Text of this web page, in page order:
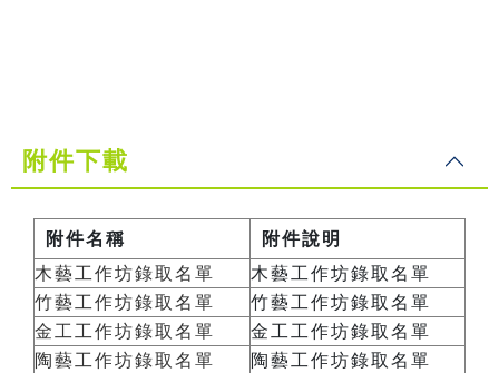
附件下載
附件名稱
附件說明
木藝工作坊錄取名單
木藝工作坊錄取名單
竹藝工作坊錄取名單
竹藝工作坊錄取名單
金工工作坊錄取名單
金工工作坊錄取名單
陶藝工作坊錄取名單
陶藝工作坊錄取名單